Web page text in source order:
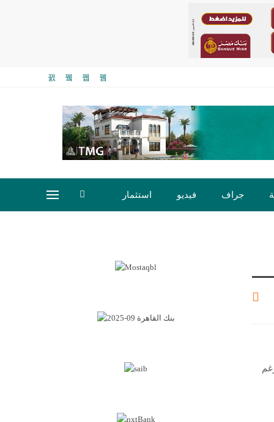
جراف فيديو استثمار